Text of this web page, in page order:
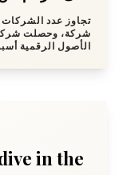
شركة، وحصلت
الأصول الرقمية
in the